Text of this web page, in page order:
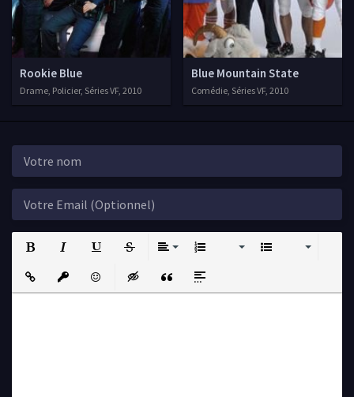
Rookie Blue
Drame, Policier, Séries VF, 2010
Blue Mountain State
Comédie, Séries VF, 2010
Strikethrough
Insert LinkInsert protected link
EmoticonsInsert hidden text
Insert QuoteInsert spoiler